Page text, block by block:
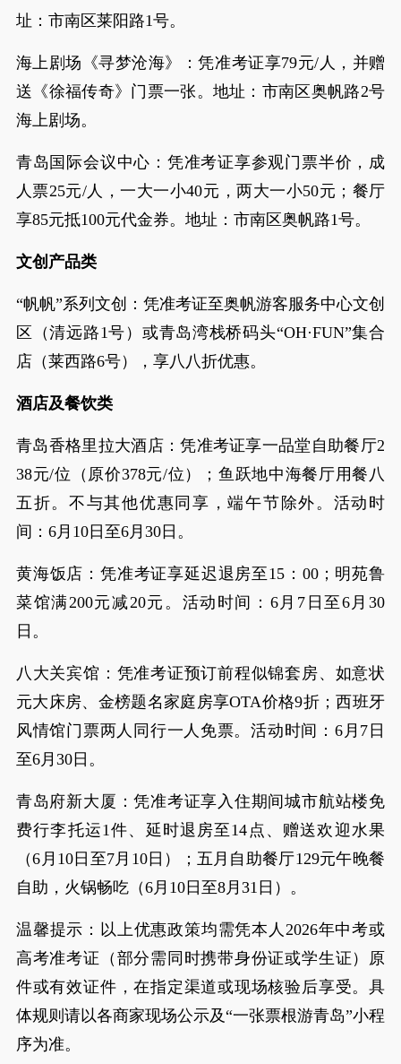
址：市南区莱阳路1号。
海上剧场《寻梦沧海》：凭准考证享79元/人，并赠
送《徐福传奇》门票一张。地址：市南区奥帆路2号
海上剧场。
青岛国际会议中心：凭准考证享参观门票半价，成
人票25元/人，一大一小40元，两大一小50元；餐厅
享85元抵100元代金券。地址：市南区奥帆路1号。
文创产品类
“帆帆”系列文创：凭准考证至奥帆游客服务中心文创
区（清远路1号）或青岛湾栈桥码头“OH·FUN”集合
店（莱西路6号），享八八折优惠。
酒店及餐饮类
青岛香格里拉大酒店：凭准考证享一品堂自助餐厅2
38元/位（原价378元/位）；鱼跃地中海餐厅用餐八
五折。不与其他优惠同享，端午节除外。活动时
间：6月10日至6月30日。
黄海饭店：凭准考证享延迟退房至15：00；明苑鲁
菜馆满200元减20元。活动时间：6月7日至6月30
日。
八大关宾馆：凭准考证预订前程似锦套房、如意状
元大床房、金榜题名家庭房享OTA价格9折；西班牙
风情馆门票两人同行一人免票。活动时间：6月7日
至6月30日。
青岛府新大厦：凭准考证享入住期间城市航站楼免
费行李托运1件、延时退房至14点、赠送欢迎水果
（6月10日至7月10日）；五月自助餐厅129元午晚餐
自助，火锅畅吃（6月10日至8月31日）。
温馨提示：以上优惠政策均需凭本人2026年中考或
高考准考证（部分需同时携带身份证或学生证）原
件或有效证件，在指定渠道或现场核验后享受。具
体规则请以各商家现场公示及“一张票根游青岛”小程
序为准。